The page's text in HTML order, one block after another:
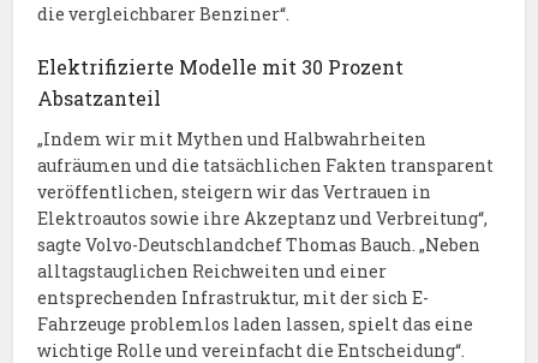
die vergleichbarer Benziner“.
Elektrifizierte Modelle mit 30 Prozent
Absatzanteil
„Indem wir mit Mythen und Halbwahrheiten
aufräumen und die tatsächlichen Fakten transparent
veröffentlichen, steigern wir das Vertrauen in
Elektroautos sowie ihre Akzeptanz und Verbreitung“,
sagte Volvo-Deutschlandchef Thomas Bauch. „Neben
alltagstauglichen Reichweiten und einer
entsprechenden Infrastruktur, mit der sich E-
Fahrzeuge problemlos laden lassen, spielt das eine
wichtige Rolle und vereinfacht die Entscheidung“.